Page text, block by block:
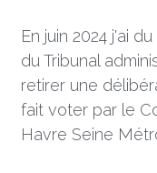
En juin 2024 j'ai
du Tribunal
retirer une
fait voter par le
Havre Seine